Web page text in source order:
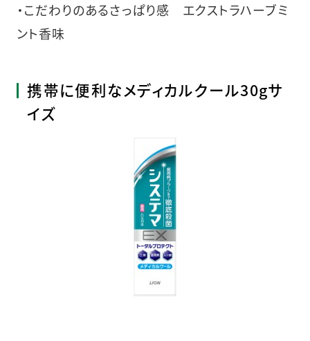
・こだわりのあるさっぱり感 エクストラハーブミ
ント香味
携帯に便利なメディカルクール30gサ
イズ